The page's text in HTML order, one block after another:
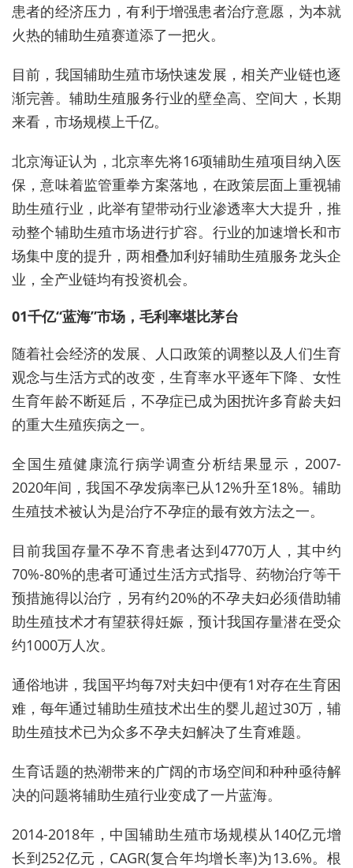
患者的经济压力，有利于增强患者治疗意愿，为本就
火热的辅助生殖赛道添了一把火。
目前，我国辅助生殖市场快速发展，相关产业链也逐
渐完善。辅助生殖服务行业的壁垒高、空间大，长期
来看，市场规模上千亿。
北京海证认为，北京率先将16项辅助生殖项目纳入医
保，意味着监管重拳方案落地，在政策层面上重视辅
助生殖行业，此举有望带动行业渗透率大大提升，推
动整个辅助生殖市场进行扩容。行业的加速增长和市
场集中度的提升，两相叠加利好辅助生殖服务龙头企
业，全产业链均有投资机会。
01千亿“蓝海”市场，毛利率堪比茅台
随着社会经济的发展、人口政策的调整以及人们生育
观念与生活方式的改变，生育率水平逐年下降、女性
生育年龄不断延后，不孕症已成为困扰许多育龄夫妇
的重大生殖疾病之一。
全国生殖健康流行病学调查分析结果显示，2007-
2020年间，我国不孕发病率已从12%升至18%。辅助
生殖技术被认为是治疗不孕症的最有效方法之一。
目前我国存量不孕不育患者达到4770万人，其中约
70%-80%的患者可通过生活方式指导、药物治疗等干
预措施得以治疗，另有约20%的不孕夫妇必须借助辅
助生殖技术才有望获得妊娠，预计我国存量潜在受众
约1000万人次。
通俗地讲，我国平均每7对夫妇中便有1对存在生育困
难，每年通过辅助生殖技术出生的婴儿超过30万，辅
助生殖技术已为众多不孕夫妇解决了生育难题。
生育话题的热潮带来的广阔的市场空间和种种亟待解
决的问题将辅助生殖行业变成了一片蓝海。
2014-2018年，中国辅助生殖市场规模从140亿元增
长到252亿元，CAGR(复合年均增长率)为13.6%。根